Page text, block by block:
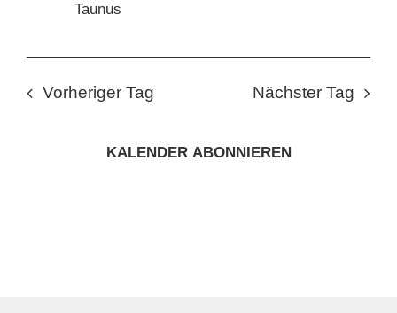
Taunus
Vorheriger Tag Nächster Tag
KALENDER ABONNIEREN